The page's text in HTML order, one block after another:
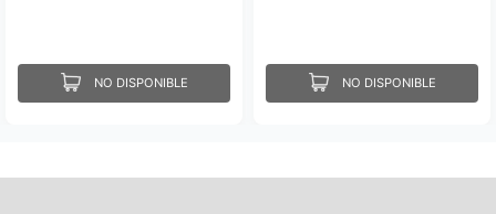
NO DISPONIBLE NO DISPONIBLE